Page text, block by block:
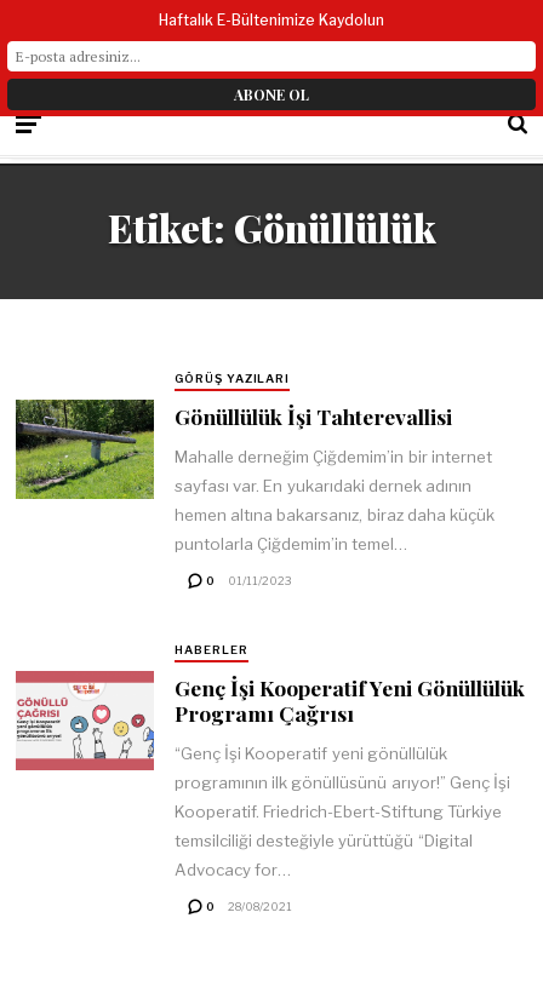
Etiket: Gönüllülük
GÖRÜŞ YAZILARI
Gönüllülük İşi Tahterevallisi
Mahalle derneğim Çiğdemim’in bir internet
sayfası var. En yukarıdaki dernek adının
hemen altına bakarsanız, biraz daha küçük
puntolarla Çiğdemim’in temel…
0 01/11/2023
HABERLER
Genç İşi Kooperatif Yeni Gönüllülük
Programı Çağrısı
“Genç İşi Kooperatif yeni gönüllülük
programının ilk gönüllüsünü arıyor!” Genç İşi
Kooperatif. Friedrich-Ebert-Stiftung Türkiye
temsilciliği desteğiyle yürüttüğü “Digital
Advocacy for…
0 28/08/2021
Haftalık E-Bültenimize Kaydolun